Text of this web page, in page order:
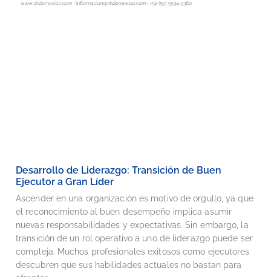
Desarrollo de Liderazgo: Transición de Buen
Ejecutor a Gran Líder
Ascender en una organización es motivo de orgullo, ya que
el reconocimiento al buen desempeño implica asumir
nuevas responsabilidades y expectativas. Sin embargo, la
transición de un rol operativo a uno de liderazgo puede ser
compleja. Muchos profesionales exitosos como ejecutores
descubren que sus habilidades actuales no bastan para